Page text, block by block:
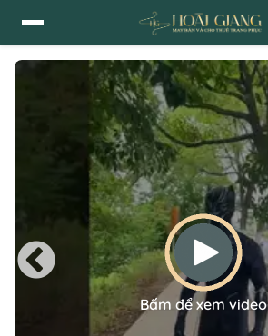
Bấm để xem video